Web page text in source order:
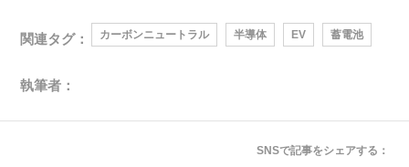
関連タグ： カーボンニュートラル 半導体 EV 蓄電池
執筆者：
SNSで記事をシェアする：